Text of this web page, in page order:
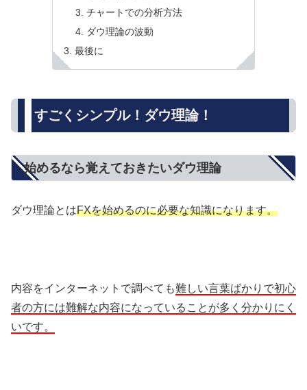
チャートでの分析方法
ダウ理論の波動
最後に
すごくシンプル！ダウ理論！
始めるなら覚えておきたいダウ理論
ダウ理論とはFXを始めるのに必要な知識になります。
内容をインターネットで調べても難しい言葉ばかりで初心
者の方には難解な内容になっていることが多く分かりにく
いです。